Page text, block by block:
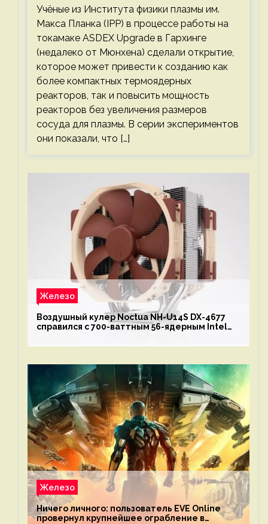
Учёные из Института физики плазмы им.
Макса Планка (IPP) в процессе работы на
токамаке ASDEX Upgrade в Гархинге
(недалеко от Мюнхена) сделали открытие,
которое может привести к созданию как
более компактных термоядерных
реакторов, так и повысить мощность
реакторов без увеличения размеров
сосуда для плазмы. В серии экспериментов
они показали, что […]
Железо
Воздушный кулер Noctua NH-U14S DX-4677
справился с 700-ваттным 56-ядерным Intel
Железо
Ничего личного: пользователь EVE Online
провернул крупнейшее ограбление в